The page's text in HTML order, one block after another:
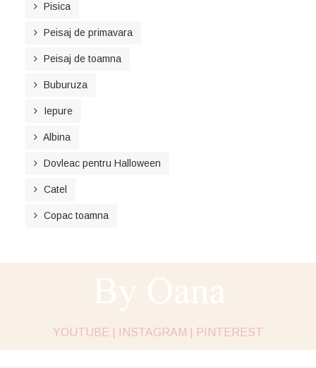
Pisica
Peisaj de primavara
Peisaj de toamna
Buburuza
Iepure
Albina
Dovleac pentru Halloween
Catel
Copac toamna
YOUTUBE | INSTAGRAM | PINTEREST